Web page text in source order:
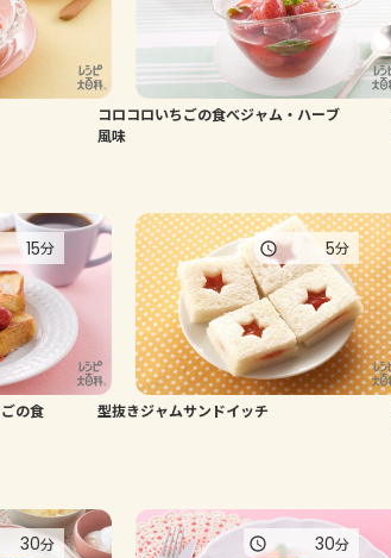
コロコロいちごの食べジャム・ハーブ
風味
の食
15分
型抜きジャムサンドイッチ
5分
30分 30分